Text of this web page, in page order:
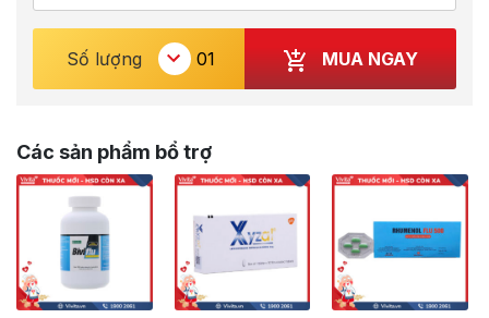
Số lượng MUA NGAY
Các sản phẩm bổ trợ